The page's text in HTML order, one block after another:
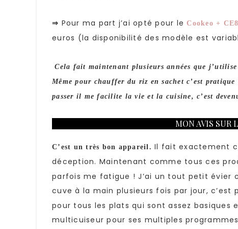
⇒ Pour ma part j’ai opté pour leCookeo +
euros (la disponibilité des modèle est
Cela fait maintenant plusieurs années que
Même pour chauffer du riz en sachet c’est
passer il me facilite la vie et la cuisine, c’est
MON AVIS SUR
C’est un très bon appareil. Il fait exactement
déception. Maintenant comme tous ces
parfois me fatigue ! J’ai un tout petit évier
cuve à la main plusieurs fois par jour, c’est
pour tous les plats qui sont assez
multicuiseur pour ses multiples programmes